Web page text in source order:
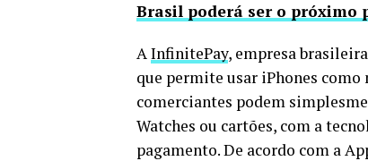
Brasil poderá ser o próximo
AInfinitePay, empresa
que permite usar iPhones
comerciantes podem
Watches ou cartões, com a
pagamento. De acordo com a